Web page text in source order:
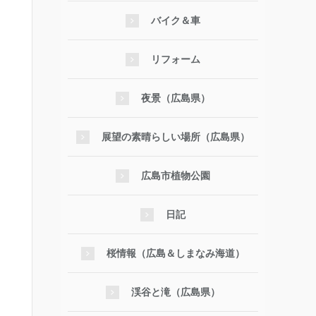
バイク＆車
リフォーム
夜景（広島県）
展望の素晴らしい場所（広島県）
広島市植物公園
日記
桜情報（広島＆しまなみ海道）
渓谷と滝（広島県）